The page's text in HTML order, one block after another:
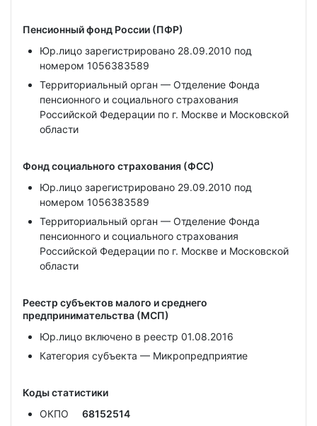
Пенсионный фонд России (ПФР)
Юр.лицо зарегистрировано 28.09.2010 под
номером 1056383589
Территориальный орган — Отделение Фонда
пенсионного и социального страхования
Российской Федерации по г. Москве и Московской
области
Фонд социального страхования (ФСС)
Юр.лицо зарегистрировано 29.09.2010 под
номером 1056383589
Территориальный орган — Отделение Фонда
пенсионного и социального страхования
Российской Федерации по г. Москве и Московской
области
Реестр субъектов малого и среднего
предпринимательства (МСП)
Юр.лицо включено в реестр 01.08.2016
Категория субъекта — Микропредприятие
Коды статистики
ОКПО
68152514